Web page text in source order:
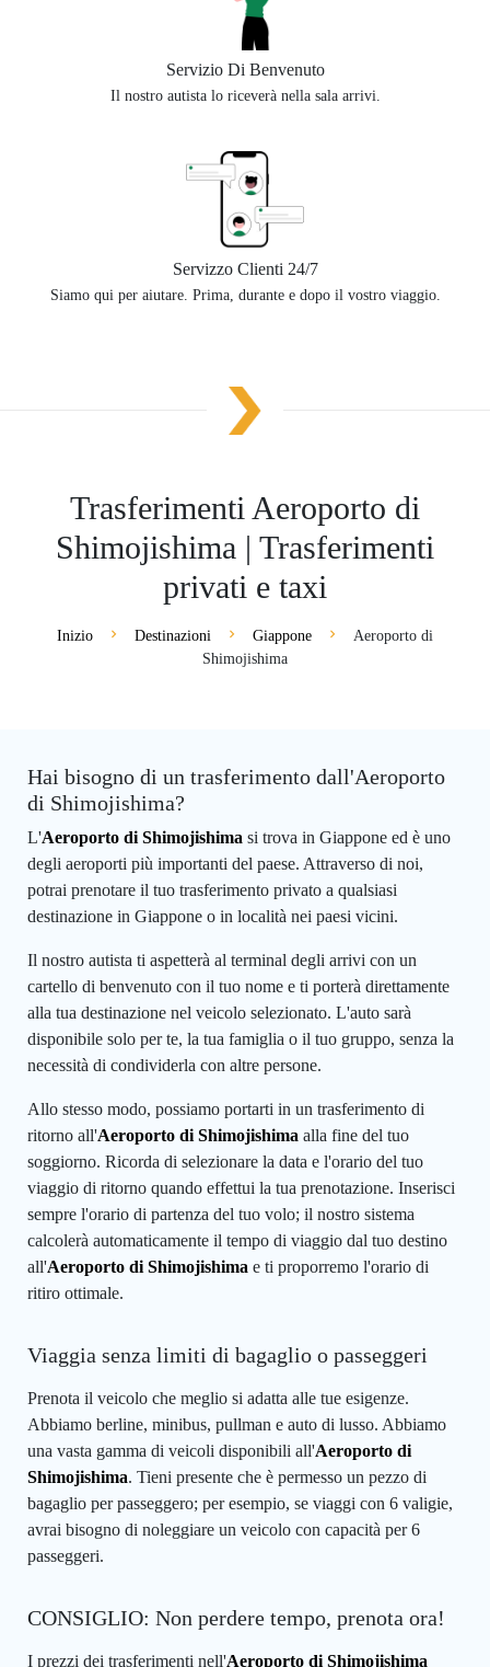
Servizio Di Benvenuto
Il nostro autista lo riceverà nella sala arrivi.
Servizzo Clienti 24/7
Siamo qui per aiutare. Prima, durante e dopo il vostro viaggio.
Trasferimenti Aeroporto di
Shimojishima | Trasferimenti
privati e taxi
Inizio Destinazioni Giappone
Aeroporto di
Shimojishima
Hai bisogno di un trasferimento dall'Aeroporto
di Shimojishima?
L'Aeroporto di Shimojishima si trova in Giappone ed è uno
degli aeroporti più importanti del paese. Attraverso di noi,
potrai prenotare il tuo trasferimento privato a qualsiasi
destinazione in Giappone o in località nei paesi vicini.
Il nostro autista ti aspetterà al terminal degli arrivi con un
cartello di benvenuto con il tuo nome e ti porterà direttamente
alla tua destinazione nel veicolo selezionato. L'auto sarà
disponibile solo per te, la tua famiglia o il tuo gruppo, senza la
necessità di condividerla con altre persone.
Allo stesso modo, possiamo portarti in un trasferimento di
ritorno all'Aeroporto di Shimojishima alla fine del tuo
soggiorno. Ricorda di selezionare la data e l'orario del tuo
viaggio di ritorno quando effettui la tua prenotazione. Inserisci
sempre l'orario di partenza del tuo volo; il nostro sistema
calcolerà automaticamente il tempo di viaggio dal tuo destino
all'Aeroporto di Shimojishima e ti proporremo l'orario di
ritiro ottimale.
Viaggia senza limiti di bagaglio o passeggeri
Prenota il veicolo che meglio si adatta alle tue esigenze.
Abbiamo berline, minibus, pullman e auto di lusso. Abbiamo
una vasta gamma di veicoli disponibili all'Aeroporto di
Shimojishima. Tieni presente che è permesso un pezzo di
bagaglio per passeggero; per esempio, se viaggi con 6 valigie,
avrai bisogno di noleggiare un veicolo con capacità per 6
passeggeri.
CONSIGLIO: Non perdere tempo, prenota ora!
I prezzi dei trasferimenti nell'Aeroporto di Shimojishima